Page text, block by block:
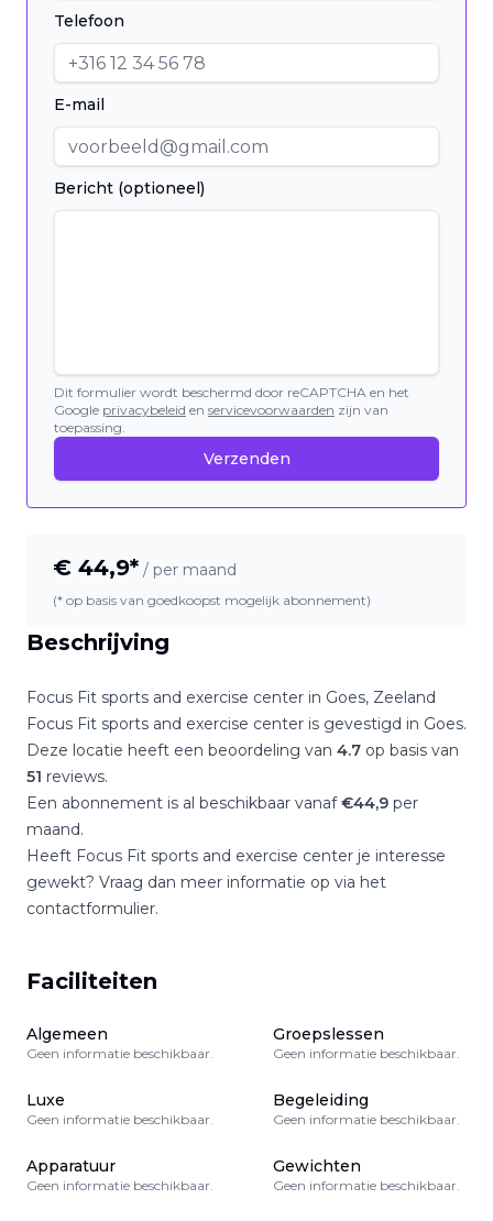
Beschrijving
Focus Fit sports and exercise center in Goes, Zeeland
Focus Fit sports and exercise center is gevestigd in Goes.
Deze locatie heeft een beoordeling van 4.7 op basis van
51 reviews.
Een abonnement is al beschikbaar vanaf€44,9 per
maand.
Heeft Focus Fit sports and exercise center je interesse
gewekt? Vraag dan meer informatie op via het
contactformulier.
Faciliteiten
Algemeen
Geen informatie beschikbaar.
Groepslessen
Geen informatie beschikbaar.
Luxe
Geen informatie beschikbaar.
Begeleiding
Geen informatie beschikbaar.
Apparatuur
Geen informatie beschikbaar.
Gewichten
Geen informatie beschikbaar.
Telefoon
E-mail
Bericht (optioneel)
Dit formulier wordt beschermd door reCAPTCHA en het
Google privacybeleid en servicevoorwaarden zijn van
toepassing.
Verzenden
€ 44,9* / per maand
(* op basis van goedkoopst mogelijk abonnement)